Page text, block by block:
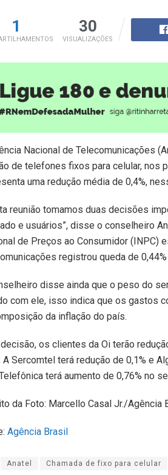
1 30
VISUALIZAÇÕES
Nacional de Telecomunicações
de telefones fixos para celular, nos
uma redução média de 0,4%,
reunião tomamos duas decisões
e usuários”, disse o conselheiro
de Preços ao Consumidor (INPC)
registrou queda de
disse ainda que o peso do
com ele, isso indica que os gastos
da inflação do país.
os clientes da Oi terão
A Sercomtel terá redução de 0,1% e
terá aumento de 0,76% no
da Foto: Marcello Casal Jr./Agência
Agência Brasil
Anatel Chamada de fixo para celular